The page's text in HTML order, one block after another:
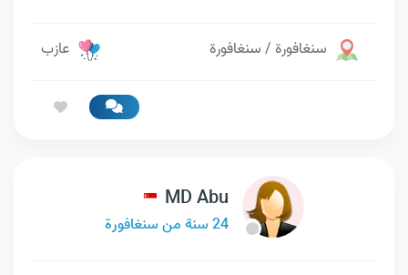
سنغافورة / سنغافورة عازب
MD Abu
24 سنة من سنغافورة